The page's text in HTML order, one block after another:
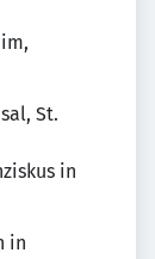
St.
in
in